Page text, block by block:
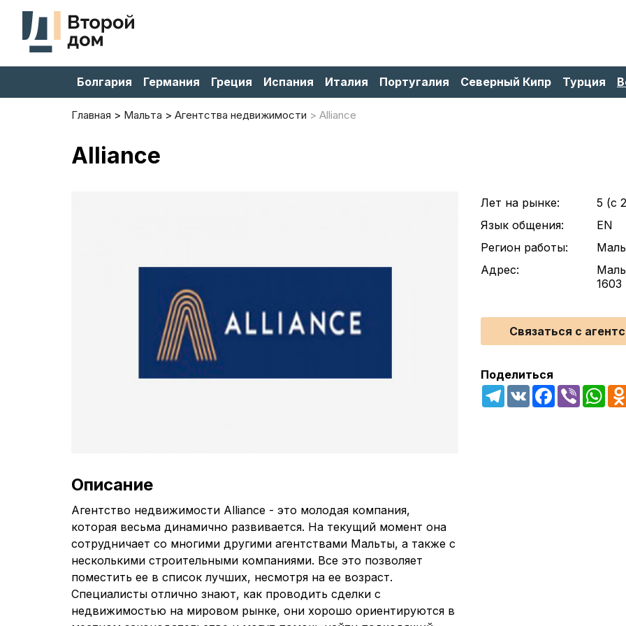
Болгария Германия Греция Испания Италия Португалия Северный Кипр Турция
Главная Мальта Агентства недвижимости Alliance
Alliance
Лет на рынке:
5 (c
Язык общения:
EN
Регион работы:
Адрес:
1603
Связаться с
Поделиться
Telegram
VK Facebook
Viber
Описание
Агентство недвижимости Alliance - это молодая компания,
которая весьма динамично развивается. На текущий момент она
сотрудничает со многими другими агентствами Мальты, а также с
несколькими строительными компаниями. Все это позволяет
поместить ее в список лучших, несмотря на ее возраст.
Специалисты отлично знают, как проводить сделки с
недвижимостью на мировом рынке, они хорошо ориентируются в